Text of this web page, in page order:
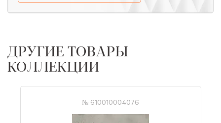
ДРУГИЕ ТОВАРЫ
КОЛЛЕКЦИИ
№ 610010004076